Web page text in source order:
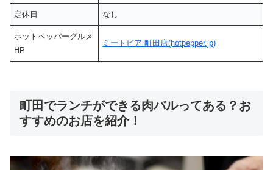
定休日 なし
ホットペッパーグルメ
HP
ミートビア 町田店(hotpepper.jp)
町田でランチができる肉バルってある？お
すすめのお店を紹介！